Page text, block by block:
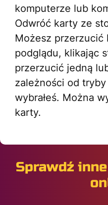
komputerze lub
Odwróć karty ze
Możesz przerzucić
podglądu, klikając
przerzucić jedną
zależności od
wybrałeś. Można
karty.
Sprawdź